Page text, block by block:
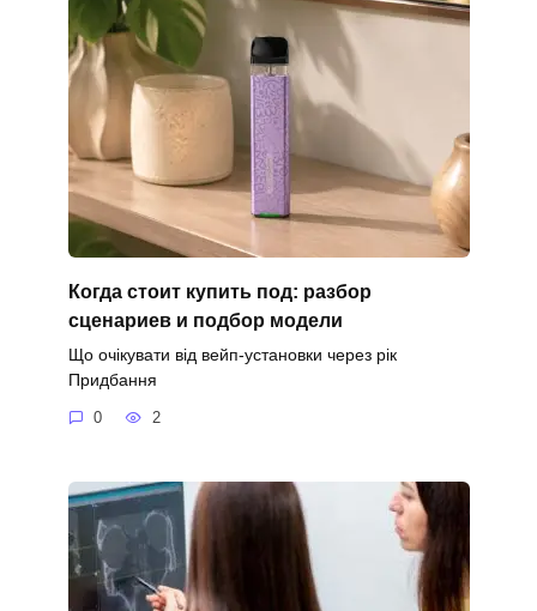
Когда стоит купить под: разбор
сценариев и подбор модели
Що очікувати від вейп-установки через рік
Придбання
0 2